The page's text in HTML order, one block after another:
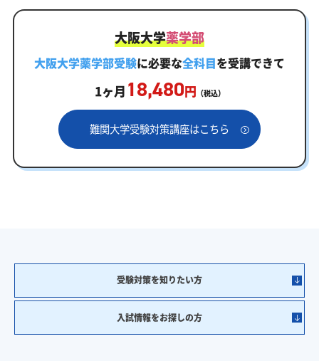
大阪大学薬学部
大阪大学薬学部受験に必要な全科目を受講できて
1ヶ月 18,480円 （税込）
難関大学受験対策講座はこちら
受験対策を知りたい方
入試情報をお探しの方